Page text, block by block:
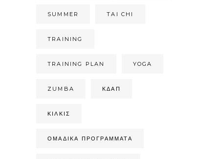
SUMMER TAI CHI
TRAINING
TRAINING PLAN YOGA
ZUMBA ΚΔΑΠ
ΚΙΛΚΊΣ
ΟΜΑΔΙΚΆ ΠΡΟΓΡΆΜΜΑΤΑ